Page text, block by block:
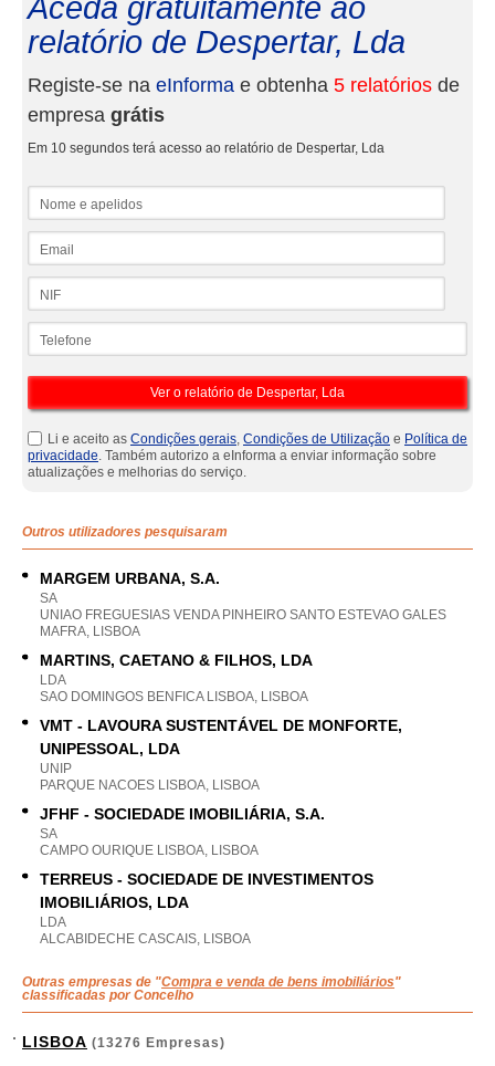
Aceda gratuitamente ao
relatório de Despertar, Lda
Registe-se na eInforma e obtenha 5 relatórios de
empresa grátis
Em 10 segundos terá acesso ao relatório de Despertar, Lda
Li e aceito as Condições gerais, Condições de Utilização e Política de
privacidade. Também autorizo a eInforma a enviar informação sobre
atualizações e melhorias do serviço.
Outros utilizadores pesquisaram
MARGEM URBANA, S.A.
SA
UNIAO FREGUESIAS VENDA PINHEIRO SANTO ESTEVAO GALES
MAFRA, LISBOA
MARTINS, CAETANO & FILHOS, LDA
LDA
SAO DOMINGOS BENFICA LISBOA, LISBOA
VMT - LAVOURA SUSTENTÁVEL DE MONFORTE,
UNIPESSOAL, LDA
UNIP
PARQUE NACOES LISBOA, LISBOA
JFHF - SOCIEDADE IMOBILIÁRIA, S.A.
SA
CAMPO OURIQUE LISBOA, LISBOA
TERREUS - SOCIEDADE DE INVESTIMENTOS
IMOBILIÁRIOS, LDA
LDA
ALCABIDECHE CASCAIS, LISBOA
Outras empresas de "Compra e venda de bens imobiliários"
classificadas por Concelho
LISBOA (13276 Empresas)